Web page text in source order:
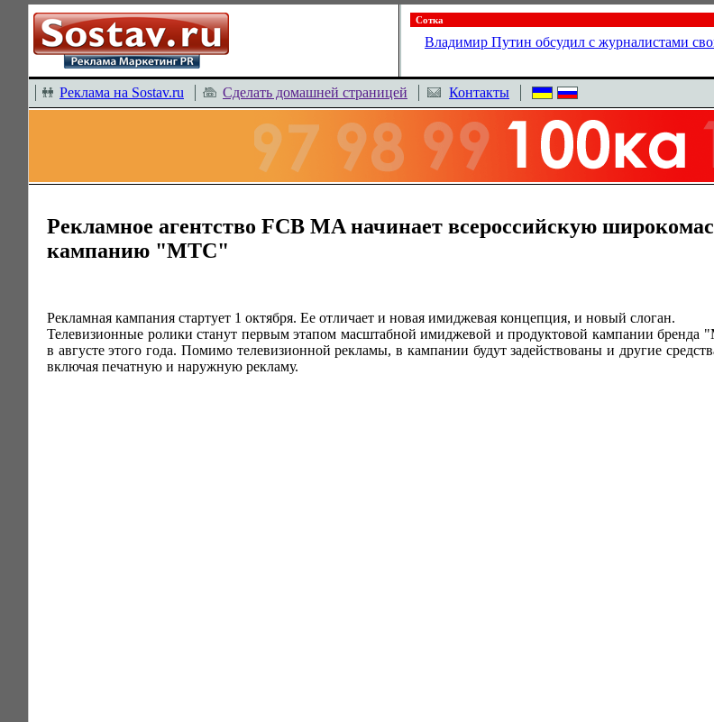
Сотка
Владимир Путин обсудил с журналистами
Реклама на Sostav.ru Сделать домашней страницей Контакты
Рекламное агентство FCB MA начинает всероссийскую
кампанию "МТС"
Рекламная кампания стартует 1 октября. Ее отличает и новая имиджевая концепция, и новый слоган.
Телевизионные ролики станут первым этапом масштабной имиджевой и продуктовой кампании бренда
в августе этого года. Помимо телевизионной рекламы, в кампании будут задействованы и другие
включая печатную и наружную рекламу.